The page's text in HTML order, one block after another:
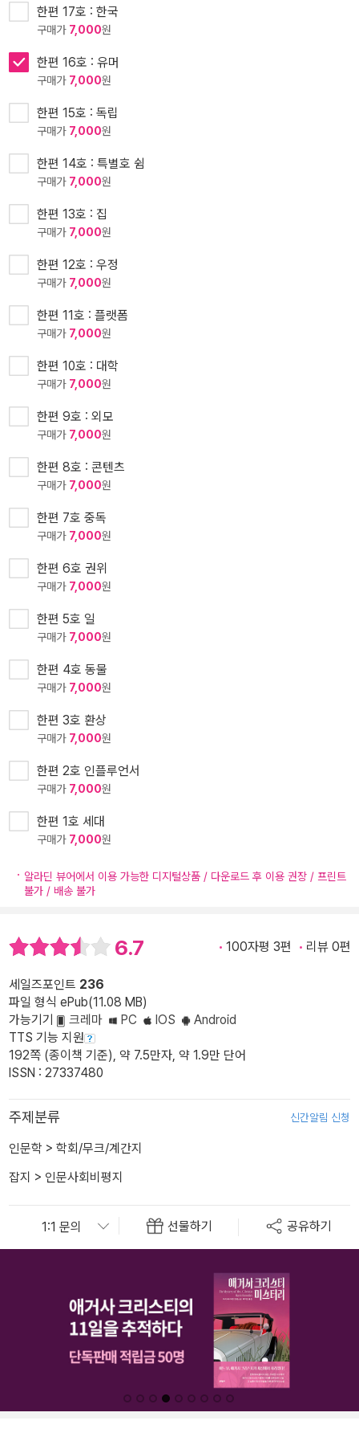
한편 17호 : 한국
구매가 7,000원
한편 16호 : 유머
구매가 7,000원
한편 15호 : 독립
구매가 7,000원
한편 14호 : 특별호 쉼
구매가 7,000원
한편 13호 : 집
구매가 7,000원
한편 12호 : 우정
구매가 7,000원
한편 11호 : 플랫폼
구매가 7,000원
한편 10호 : 대학
구매가 7,000원
한편 9호 : 외모
구매가 7,000원
한편 8호 : 콘텐츠
구매가 7,000원
한편 7호 중독
구매가 7,000원
한편 6호 권위
구매가 7,000원
한편 5호 일
구매가 7,000원
한편 4호 동물
구매가 7,000원
한편 3호 환상
구매가 7,000원
한편 2호 인플루언서
구매가 7,000원
한편 1호 세대
구매가 7,000원
알라딘 뷰어에서 이용 가능한 디지털상품 / 다운로드 후 이용 권장 / 프린트
불가 / 배송 불가
6.7 100자평 3편 리뷰 0편
세일즈포인트 236
파일 형식 ePub(11.08 MB)
가능기기
크레마 PC IOS
Android
TTS 기능 지원
192쪽 (종이책 기준), 약 7.5만자, 약 1.9만 단어
ISSN : 27337480
주제분류 신간알림 신청
인문학 > 학회/무크/계간지
잡지 > 인문사회비평지
선물하기 공유하기